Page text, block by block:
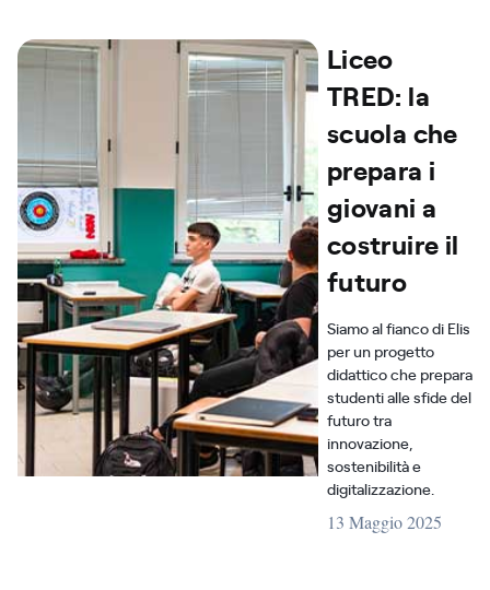
Liceo
TRED: la
scuola che
prepara i
giovani a
costruire il
futuro
Siamo al fianco di Elis
per un progetto
didattico che prepara
studenti alle sfide del
futuro tra
innovazione,
sostenibilità e
digitalizzazione.
13 Maggio 2025